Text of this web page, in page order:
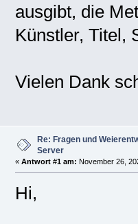
ausgibt, die
Künstler, Titel,
Vielen Dank
Re: Fragen und
Server
« Antwort #1 am: November 26,
Hi,